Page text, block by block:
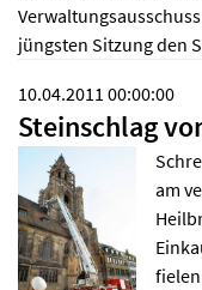
jüngsten Sitzung den
10.04.2011 00:00:00
Steinschlag
am